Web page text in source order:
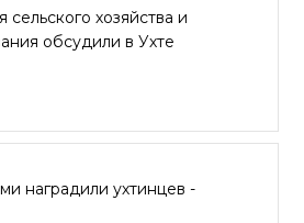
хозяйства и
обсудили в Ухте
наградили ухтинцев -